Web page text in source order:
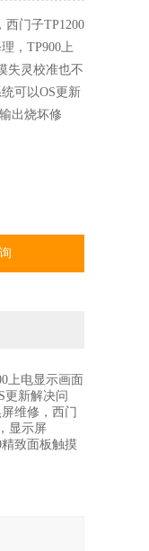
西门子TP1200
，TP900上
失灵校准也不
可以OS更新
出烧坏修
上电显示画面
更新解决问
维修，西门
显示屏
精致面板触摸